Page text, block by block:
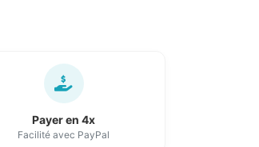
Payer en 4x
Facilité avec PayPal